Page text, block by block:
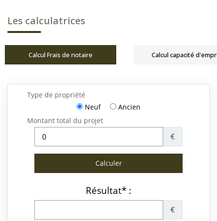
Les calculatrices
Calcul Frais de notaire Calcul capacité